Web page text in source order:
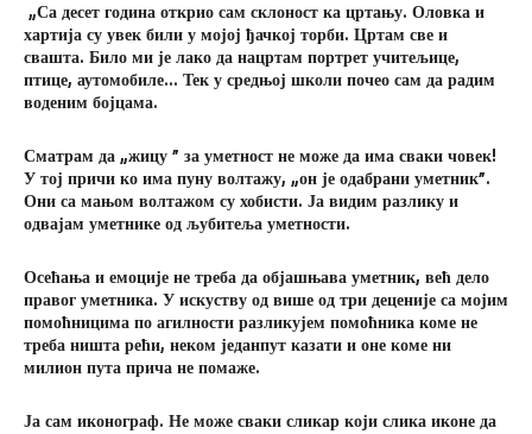
„Са десет година открио сам склоност ка цртању. Оловка и
хартија су увек били у мојој ђачкој торби. Цртам све и
свашта. Било ми је лако да нацртам портрет учитељице,
птице, аутомобиле… Тек у средњој школи почео сам да радим
воденим бојцама.
Сматрам да „жицу ” за уметност не може да има сваки човек!
У тој причи ко има пуну волтажу, „он је одабрани уметник”.
Они са мањом волтажом су хобисти. Ја видим разлику и
одвајам уметнике од љубитеља уметности.
Осећања и емоције не треба да објашњава уметник, већ дело
правог уметника. У искуству од више од три деценије са мојим
помоћницима по агилности разликујем помоћника коме не
треба ништа рећи, неком једанпут казати и оне коме ни
милион пута прича не помаже.
Ја сам иконограф. Не може сваки сликар који слика иконе да